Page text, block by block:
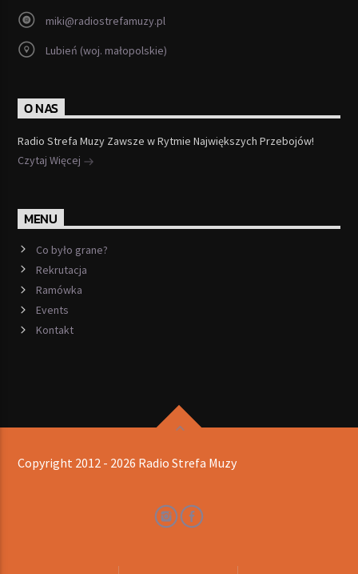
miki@radiostrefamuzy.pl
Lubień (woj. małopolskie)
O NAS
Radio Strefa Muzy Zawsze w Rytmie Największych Przebojów!
Czytaj Więcej
MENU
Co było grane?
Rekrutacja
Ramówka
Events
Kontakt
Copyright 2012 - 2026 Radio Strefa Muzy